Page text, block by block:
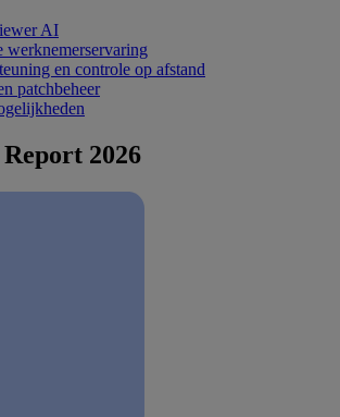
AI
werknemerservaring
en controle op afstand
patchbeheer
2026